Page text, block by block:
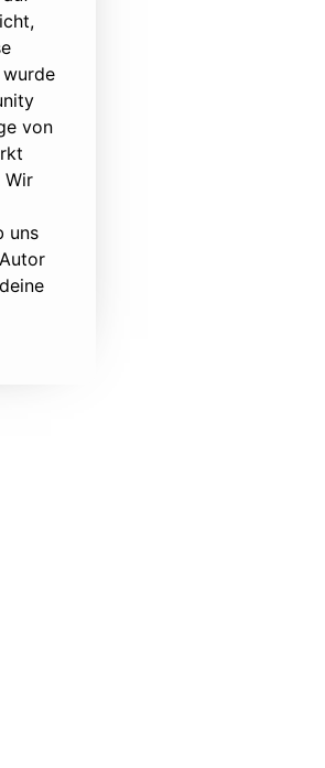
wurde
von
Wir
uns